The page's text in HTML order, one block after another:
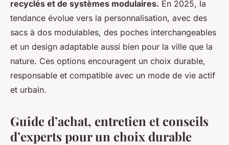
recyclés et de systèmes modulaires. En 2025, la
tendance évolue vers la personnalisation, avec des
sacs à dos modulables, des poches interchangeables
et un design adaptable aussi bien pour la ville que la
nature. Ces options encouragent un choix durable,
responsable et compatible avec un mode de vie actif
et urbain.
Guide d’achat, entretien et conseils
d’experts pour un choix durable